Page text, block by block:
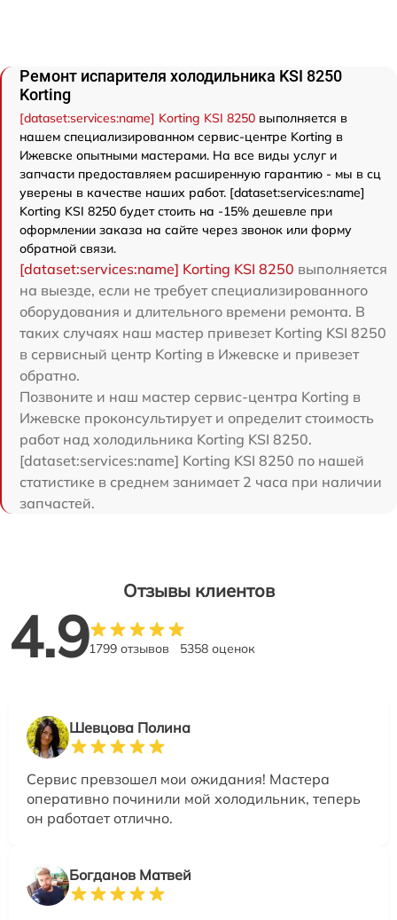
Ремонт испарителя холодильника KSI 8250
Korting
[dataset:services:name] Korting KSI 8250 выполняется в
нашем специализированном сервис-центре Korting в
Ижевске опытными мастерами. На все виды услуг и
запчасти предоставляем расширенную гарантию - мы в сц
уверены в качестве наших работ. [dataset:services:name]
Korting KSI 8250 будет стоить на -15% дешевле при
оформлении заказа на сайте через звонок или форму
обратной связи.
[dataset:services:name] Korting KSI 8250 выполняется
на выезде, если не требует специализированного
оборудования и длительного времени ремонта. В
таких случаях наш мастер привезет Korting KSI 8250
в сервисный центр Korting в Ижевске и привезет
обратно.
Позвоните и наш мастер сервис-центра Korting в
Ижевске проконсультирует и определит стоимость
работ над холодильника Korting KSI 8250.
[dataset:services:name] Korting KSI 8250 по нашей
статистике в среднем занимает 2 часа при наличии
запчастей.
Отзывы клиентов
4.91799 отзывов 5358 оценок
Шевцова Полина
Сервис превзошел мои ожидания! Мастера
оперативно починили мой холодильник, теперь
он работает отлично.
Богданов Матвей